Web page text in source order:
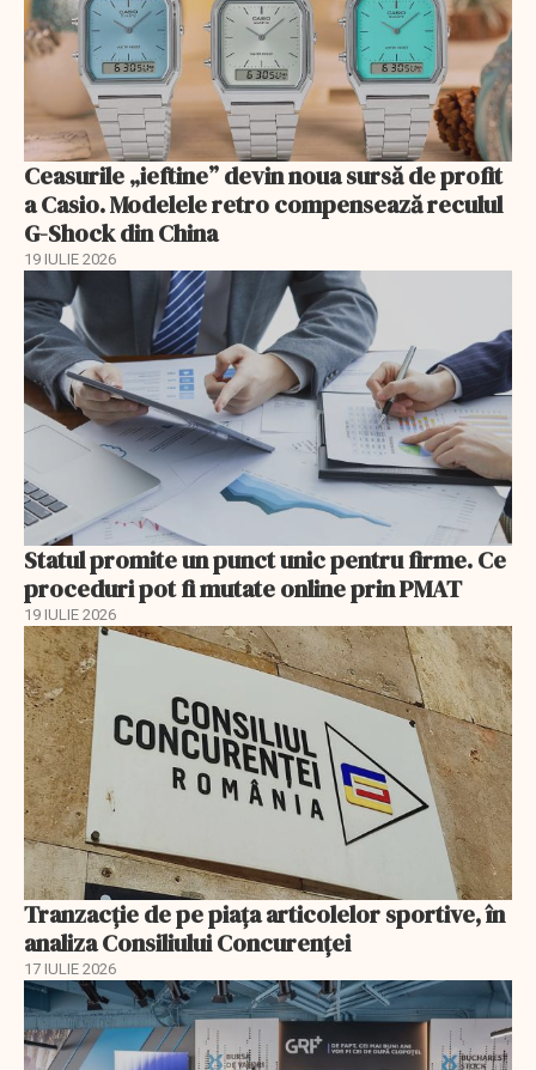
Ceasurile „ieftine” devin noua sursă de profit
a Casio. Modelele retro compensează reculul
G-Shock din China
19 IULIE 2026
Statul promite un punct unic pentru firme. Ce
proceduri pot fi mutate online prin PMAT
19 IULIE 2026
Tranzacție de pe piața articolelor sportive, în
analiza Consiliului Concurenţei
17 IULIE 2026